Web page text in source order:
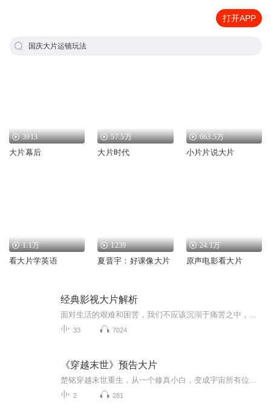
打开APP
国庆大片运镜玩法
3913
大片幕后
57.5万
大片时代
663.5万
小片片说大片
1.1万
看大片学英语
1239
夏晋宇：好课像大片
24.1万
原声电影看大片
经典影视大片解析
33 7024
《穿越末世》预告大片
2 281